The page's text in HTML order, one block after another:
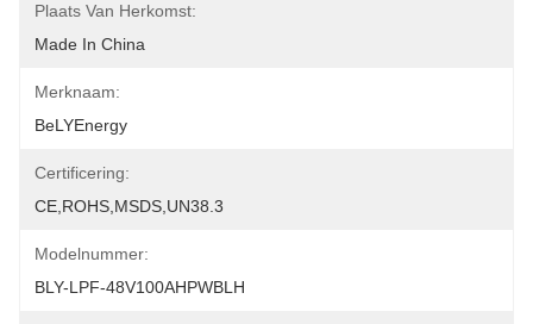
Plaats Van Herkomst:
Made In China
Merknaam:
BeLYEnergy
Certificering:
CE,ROHS,MSDS,UN38.3
Modelnummer:
BLY-LPF-48V100AHPWBLH